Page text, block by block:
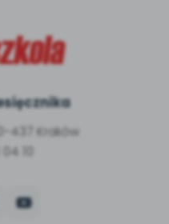
437 Kraków
10